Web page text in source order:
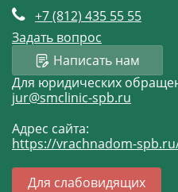
+7 (812) 435 55 55
Задать вопрос
Написать нам
Для юридических
jur@smclinic-spb.ru
Адрес сайта:
https://vrachnadom-
Для слабовидящих